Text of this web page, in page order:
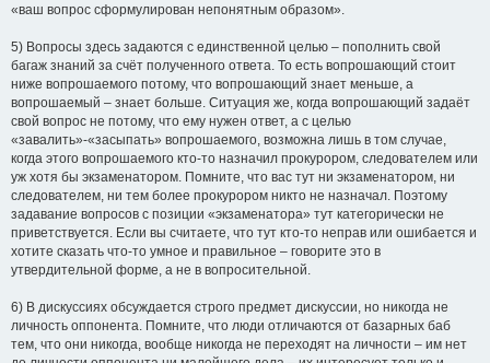
«ваш вопрос сформулирован непонятным образом».
5) Вопросы здесь задаются с единственной целью – пополнить свой
багаж знаний за счёт полученного ответа. То есть вопрошающий стоит
ниже вопрошаемого потому, что вопрошающий знает меньше, а
вопрошаемый – знает больше. Ситуация же, когда вопрошающий задаёт
свой вопрос не потому, что ему нужен ответ, а с целью
«завалить»-«засыпать» вопрошаемого, возможна лишь в том случае,
когда этого вопрошаемого кто-то назначил прокурором, следователем или
уж хотя бы экзаменатором. Помните, что вас тут ни экзаменатором, ни
следователем, ни тем более прокурором никто не назначал. Поэтому
задавание вопросов с позиции «экзаменатора» тут категорически не
приветствуется. Если вы считаете, что тут кто-то неправ или ошибается и
хотите сказать что-то умное и правильное – говорите это в
утвердительной форме, а не в вопросительной.
6) В дискуссиях обсуждается строго предмет дискуссии, но никогда не
личность оппонента. Помните, что люди отличаются от базарных баб
тем, что они никогда, вообще никогда не переходят на личности – им нет